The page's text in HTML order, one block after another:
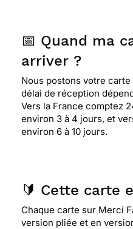
📅 Quand ma
arriver ?
Nous postons votre
délai de réception
Vers la France comptez
environ 3 à 4 jours, et
environ 6 à 10 jours.
🔰 Cette carte
Chaque carte sur Merci
version pliée et en